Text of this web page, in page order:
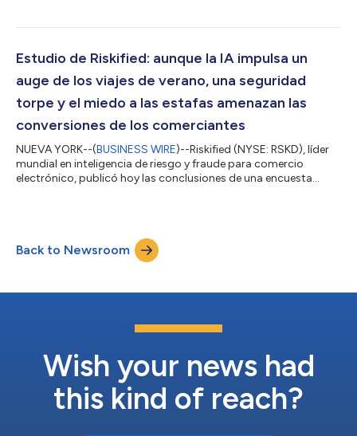
la producción de CNBC en colaboración con Statista Inc., la
anunciado el 22 de julio de 2026 y está disponible en el sitio
Estudio de Riskified: aunque la IA impulsa un
auge de los viajes de verano, una seguridad
torpe y el miedo a las estafas amenazan las
conversiones de los comerciantes
NUEVA YORK--(BUSINESS WIRE)--Riskified (NYSE: RSKD), líder
mundial en inteligencia de riesgo y fraude para comercio
electrónico, publicó hoy las conclusiones de una encuesta
viajes con tecnología de IA de los consumidores. La encuesta,
realizada a más de 4000 consumidores en los Estados Unidos,
Back to Newsroom
Wish your news had
this kind of reach?